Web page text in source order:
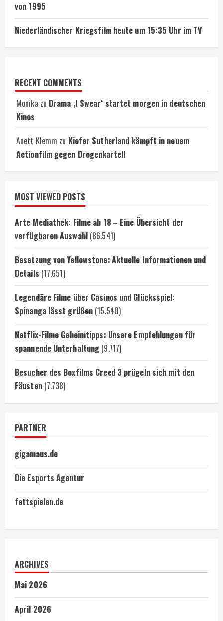
von 1995
Niederländischer Kriegsfilm heute um 15:35 Uhr im TV
RECENT COMMENTS
Monika zu Drama ‚I Swear‘ startet morgen in deutschen
Kinos
Anett Klemm zu Kiefer Sutherland kämpft in neuem
Actionfilm gegen Drogenkartell
MOST VIEWED POSTS
Arte Mediathek: Filme ab 18 – Eine Übersicht der
verfügbaren Auswahl (86.541)
Besetzung von Yellowstone: Aktuelle Informationen und
Details (17.651)
Legendäre Filme über Casinos und Glücksspiel:
Spinanga lässt grüßen (15.540)
Netflix-Filme Geheimtipps: Unsere Empfehlungen für
spannende Unterhaltung (9.717)
Besucher des Boxfilms Creed 3 prügeln sich mit den
Fäusten (7.738)
PARTNER
gigamaus.de
Die Esports Agentur
fettspielen.de
ARCHIVES
Mai 2026
April 2026